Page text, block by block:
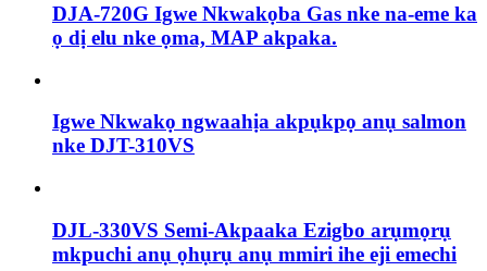
DJA-720G Igwe Nkwakọba Gas nke na-eme ka
ọ dị elu nke ọma, MAP akpaka.
Igwe Nkwakọ ngwaahịa akpụkpọ anụ salmon
nke DJT-310VS
DJL-330VS Semi-Akpaaka Ezigbo arụmọrụ
mkpuchi anụ ọhụrụ anụ mmiri ihe eji emechi